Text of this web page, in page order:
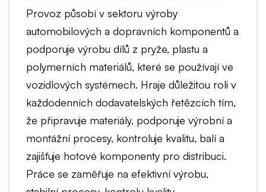
Provoz působí v sektoru výroby
automobilových a dopravních komponentů a
podporuje výrobu dílů z pryže, plastu a
polymerních materiálů, které se používají ve
vozidlových systémech. Hraje důležitou roli v
každodenních dodavatelských řetězcích tím,
že připravuje materiály, podporuje výrobní a
montážní procesy, kontroluje kvalitu, balí a
zajišťuje hotové komponenty pro distribuci.
Práce se zaměřuje na efektivní výrobu,